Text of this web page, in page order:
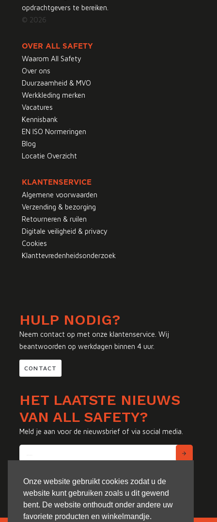
Onze website gebruikt cookies zodat u de
website kunt gebruiken zoals u dit gewend
bent. De website onthoudt onder andere uw
favoriete producten en winkelmandje.
opdrachtgevers te bereiken.
© 2026
OVER ALL SAFETY
Waarom All Safety
Over ons
Duurzaamheid & MVO
Werkkleding merken
Vacatures
Kennisbank
EN ISO Normeringen
Blog
Locatie Overzicht
KLANTENSERVICE
Algemene voorwaarden
Verzending & bezorging
Retourneren & ruilen
Digitale veiligheid & privacy
Cookies
Klanttevredenheidsonderzoek
HULP NODIG?
Neem contact op met onze klantenservice. Wij
beantwoorden op werkdagen binnen 4 uur.
CONTACT
HET LAATSTE NIEUWS
VAN ALL SAFETY?
Meld je aan voor de nieuwsbrief of via social media.